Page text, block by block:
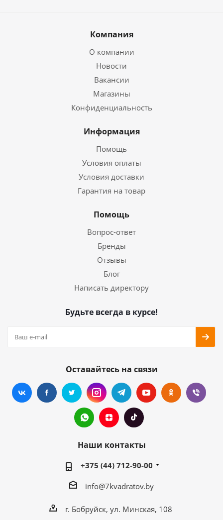
Компания
О компании
Новости
Вакансии
Магазины
Конфиденциальность
Информация
Помощь
Условия оплаты
Условия доставки
Гарантия на товар
Помощь
Вопрос-ответ
Бренды
Отзывы
Блог
Написать директору
Будьте всегда в курсе!
Оставайтесь на связи
Наши контакты
+375 (44) 712-90-00
info@7kvadratov.by
г. Бобруйск, ул. Минская, 108